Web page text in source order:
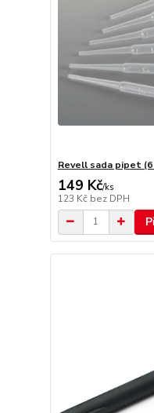
Revell sada pipet
149 Kč/ks
123 Kč bez DPH